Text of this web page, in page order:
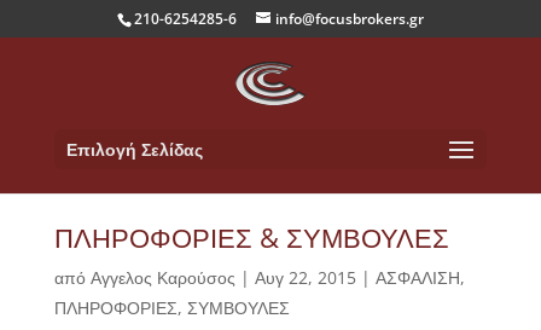
210-6254285-6 info@focusbrokers.gr
Επιλογή Σελίδας
ΠΛΗΡΟΦΟΡΙΕΣ & ΣΥΜΒΟΥΛΕΣ
από Αγγελος Καρούσος | Αυγ 22, 2015| ΑΣΦΑΛΙΣΗ,
ΠΛΗΡΟΦΟΡΙΕΣ, ΣΥΜΒΟΥΛΕΣ